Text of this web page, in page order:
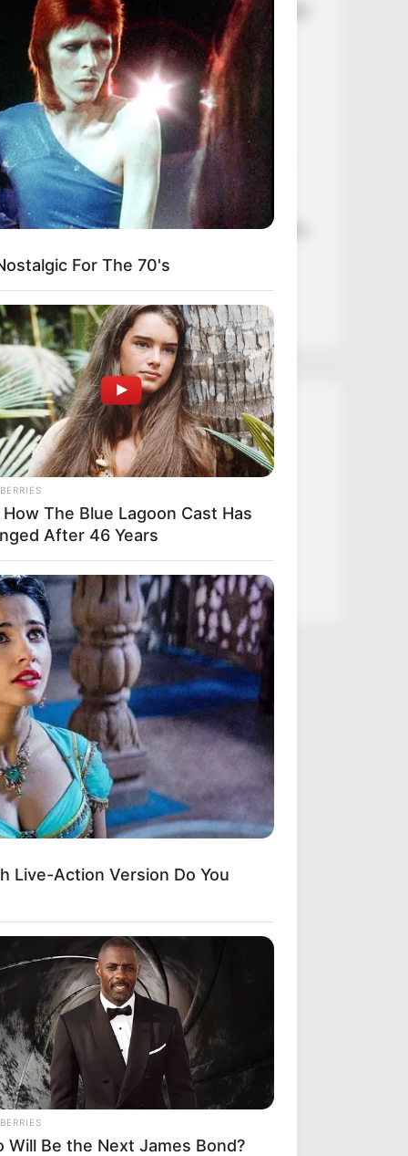
💥 Egyetlen tollvonással százmilliárdokról
döntöttek – hatalmas pénzek sorsáról
született döntés
🚨 Nincs kegyelem: Pataky Attilának
vissza kell fizetnie az NKA-milliókat
⚠️ Reped a TISZA? Kulcsfontosságú
ügyben megy szembe Kapitány István
Magyar Péterrel
💧 A „vízzabáló” akkumulátorgyárak
azonnali leállítását követeli a DK a súlyos
💥 EGYETLEN TOLLVONÁSSAL
SZÁZMILLIÁRDOKRÓL DÖNTÖTTEK
Kategóriák
Friss hírek
Természet
Világ
For The 70's
How The Blue Lagoon Cast Has
After 46 Years
Live-Action Version Do You
Will Be the Next James Bond?